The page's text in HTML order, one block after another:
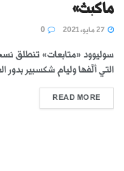
ماكبث»
سوليوود «متابعات» تنطلق
التي ألَّفها وليام شكسبير
READ MORE